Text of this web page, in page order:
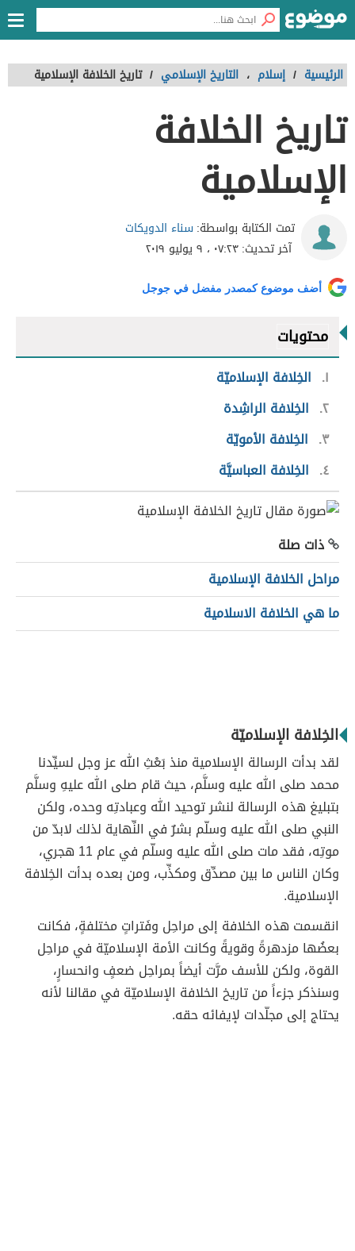
الرئيسية / إسلام ، التاريخ الإسلامي / تاريخ الخلافة الإسلامية
تاريخ الخلافة
الإسلامية
تمت الكتابة بواسطة:سناء الدويكات
آخر تحديث:٠٧:٢٣ ، ٩ يوليو ٢٠١٩
أضف موضوع كمصدر مفضل في جوجل
محتويات
١
الخِلافة الإسلاميّة
٢ الخِلافة الراشِدة
٣
الخِلافة الأمويّة
٤
الخِلافة العباسيَّة
ذات صلة
مراحل الخلافة الإسلامية
ما هي الخلافة الاسلامية
الخِلافة الإسلاميّة
لقد بدأت الرسالة الإسلامية منذ بَعْثِ الله عز وجل لسيِّدنا
محمد صلى الله عليه وسلَّم، حيث قام صلى الله عليهِ وسلَّم
بتبليغ هذه الرسالة لنشر توحيد الله وعبادتِه وحده، ولكن
النبي صلى الله عليه وسلّم بشرٌ في النِّهاية لذلك لابدّ من
موتِه، فقد مات صلى الله عليه وسلّم في عام 11 هجري،
وكان الناس ما بين مصدِّق ومكذِّب، ومن بعده بدأت الخِلافة
الإسلامية.
انقسمت هذه الخلافة إلى مراحِل وفَتراتٍ مختلفةٍ، فكانت
بعضُها مزدهرةً وقويةً وكانت الأمة الإسلاميّة في مراحِل
القوة، ولكن للأسف مرَّت أيضاً بمراحِل ضعفٍ وانحسارٍ،
وسنذكر جزءاً من تاريخ الخلافة الإسلاميّة في مقالنا لأنه
يحتاج إلى مجلّدات لإيفائه حقه.